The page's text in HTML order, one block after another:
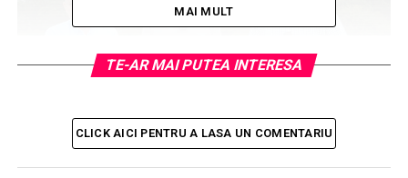
MAI MULT
TE-AR MAI PUTEA INTERESA
CLICK AICI PENTRU A LASA UN COMENTARIU